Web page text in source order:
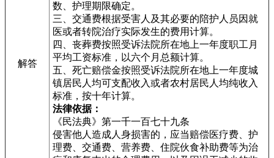
解答
数、护理期限确定。
三、交通费根据受害人及其必要的陪护人员因就
医或者转院治疗实际发生的费用计算。
四、丧葬费按照受诉法院所在地上一年度职工月
平均工资标准，以六个月总额计算。
五、死亡赔偿金按照受诉法院所在地上一年度城
镇居民人均可支配收入或者农村居民人均纯收入
标准，按十年计算。
法律依据：
《民法典》第一千一百七十九条
侵害他人造成人身损害的，应当赔偿医疗费、护
理费、交通费、营养费、住院伙食补助费等为治